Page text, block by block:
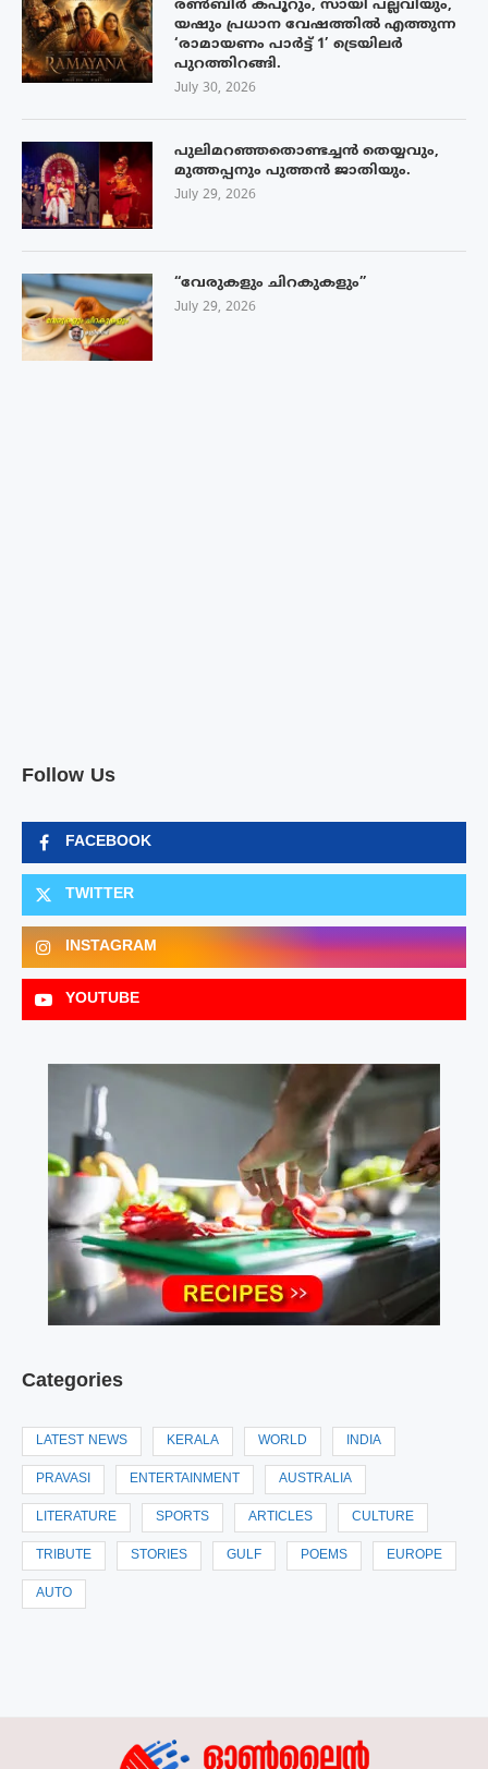
രൺബീർ കപൂറും, സായി പല്ലവിയും,
യഷും പ്രധാന വേഷത്തിൽ എത്തുന്ന
‘രാമായണം പാർട്ട് 1’ ട്രെയിലർ
പുറത്തിറങ്ങി.
July 30, 2026
പുലിമറഞ്ഞതൊണ്ടച്ചൻ തെയ്യവും,
മുത്തപ്പനും പുത്തൻ ജാതിയും.
July 29, 2026
“വേരുകളും ചിറകുകളും”
July 29, 2026
Follow Us
FACEBOOK
TWITTER
INSTAGRAM
YOUTUBE
Categories
LATEST NEWS KERALA WORLD INDIA
PRAVASI ENTERTAINMENT AUSTRALIA
LITERATURE SPORTS ARTICLES CULTURE
TRIBUTE STORIES GULF POEMS EUROPE
AUTO